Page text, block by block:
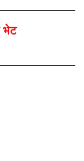
भेट